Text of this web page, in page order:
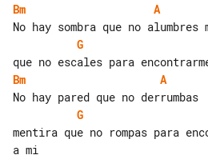
Bm
A
G
Bm
A
G
mentira que no rompas para
a mi